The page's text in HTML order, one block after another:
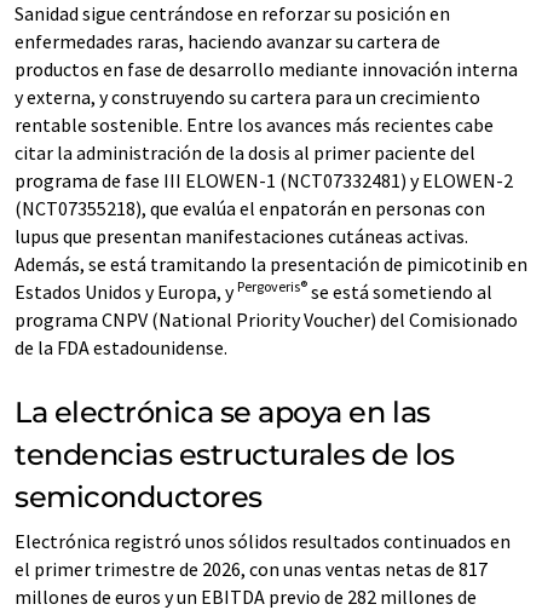
Sanidad sigue centrándose en reforzar su posición en
enfermedades raras, haciendo avanzar su cartera de
productos en fase de desarrollo mediante innovación interna
y externa, y construyendo su cartera para un crecimiento
rentable sostenible. Entre los avances más recientes cabe
citar la administración de la dosis al primer paciente del
programa de fase III ELOWEN-1 (NCT07332481) y ELOWEN-2
(NCT07355218), que evalúa el enpatorán en personas con
lupus que presentan manifestaciones cutáneas activas.
Además, se está tramitando la presentación de pimicotinib en
Estados Unidos y Europa, yPergoveris® se está sometiendo al
programa CNPV (National Priority Voucher) del Comisionado
de la FDA estadounidense.
La electrónica se apoya en las
tendencias estructurales de los
semiconductores
Electrónica registró unos sólidos resultados continuados en
el primer trimestre de 2026, con unas ventas netas de 817
millones de euros y un EBITDA previo de 282 millones de